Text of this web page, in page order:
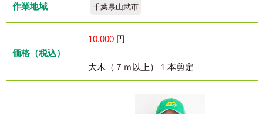
作業地域 千葉県山武市
価格（税込）
10,000 円
大木（７ｍ以上）１本剪定